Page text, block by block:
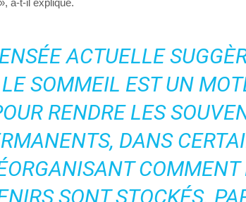
a-t-il expliqué.
ACTUELLE
SOMMEIL EST UN
RENDRE LES
DANS
COMMENT
SONT STOCKÉS.